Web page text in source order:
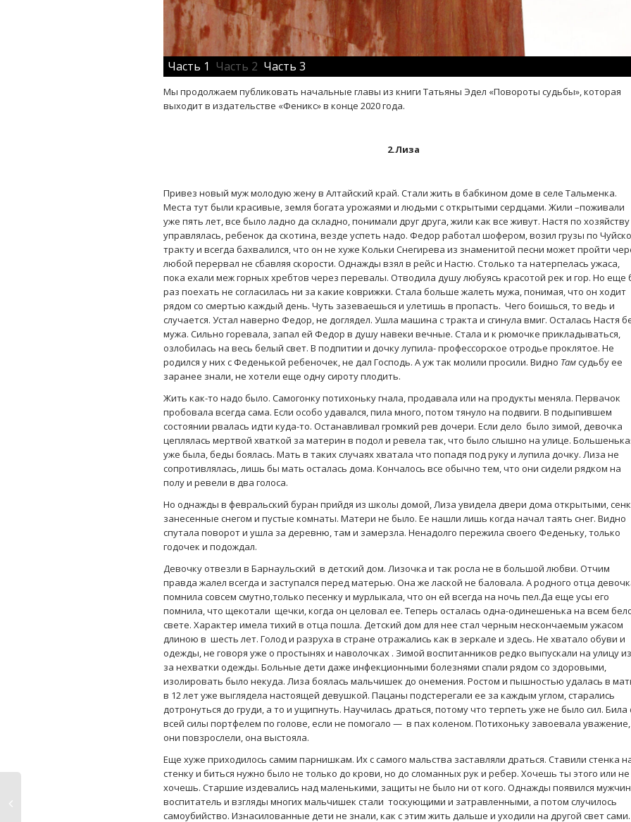
Часть 1 Часть 2 Часть 3
Мы продолжаем публиковать начальные главы из книги Татьяны Эдел «Повороты судьбы», которая
выходит в издательстве «Феникс» в конце 2020 года.
2.Лиза
Привез новый муж молодую жену в Алтайский край. Стали жить в бабкином доме в селе Тальменка.
Места тут были красивые, земля богата урожаями и людьми с открытыми сердцами. Жили –поживали
уже пять лет, все было ладно да складно, понимали друг друга, жили как все живут. Настя по хозяйству
управлялась, ребенок да скотина, везде успеть надо. Федор работал шофером, возил грузы по
тракту и всегда бахвалился, что он не хуже Кольки Снегирева из знаменитой песни может пройти
любой перервал не сбавляя скорости. Однажды взял в рейс и Настю. Столько та натерпелась ужаса,
пока ехали меж горных хребтов через перевалы. Отводила душу любуясь красотой рек и гор. Но еще
раз поехать не согласилась ни за какие коврижки. Стала больше жалеть мужа, понимая, что он ходит
рядом со смертью каждый день. Чуть зазеваешься и улетишь в пропасть. Чего боишься, то ведь и
случается. Устал наверно Федор, не доглядел. Ушла машина с тракта и сгинула вмиг. Осталась Настя
мужа. Сильно горевала, запал ей Федор в душу навеки вечные. Стала и к рюмочке прикладываться,
озлобилась на весь белый свет. В подпитии и дочку лупила- профессорское отродье проклятое. Не
родился у них с Феденькой ребеночек, не дал Господь. А уж так молили просили. Видно Тамсудьбу ее
заранее знали, не хотели еще одну сироту плодить.
Жить как-то надо было. Самогонку потихоньку гнала, продавала или на продукты меняла. Первачок
пробовала всегда сама. Если особо удавался, пила много, потом тянуло на подвиги. В подыпившем
состоянии рвалась идти куда-то. Останавливал громкий рев дочери. Если дело было зимой, девочка
цеплялась мертвой хваткой за материн в подол и ревела так, что было слышно на улице.
уже была, беды боялась. Мать в таких случаях хватала что попадя под руку и лупила дочку. Лиза не
сопротивлялась, лишь бы мать осталась дома. Кончалось все обычно тем, что они сидели рядком на
полу и ревели в два голоса.
Но однажды в февральский буран прийдя из школы домой, Лиза увидела двери дома открытыми,
занесенные снегом и пустые комнаты. Матери не было. Ее нашли лишь когда начал таять снег. Видно
спутала поворот и ушла за деревню, там и замерзла. Ненадолго пережила своего Феденьку, только
годочек и подождал.
Девочку отвезли в Барнаульский в детский дом. Лизочка и так росла не в большой любви. Отчим
правда жалел всегда и заступался перед матерью. Она же лаской не баловала. А родного отца
помнила совсем смутно,только песенку и мурлыкала, что он ей всегда на ночь пел.Да еще усы его
помнила, что щекотали щечки, когда он целовал ее. Теперь осталась одна-одинешенька на всем
свете. Характер имела тихий в отца пошла. Детский дом для нее стал черным нескончаемым ужасом
длиною в шесть лет. Голод и разруха в стране отражались как в зеркале и здесь. Не хватало обуви и
одежды, не говоря уже о простынях и наволочках . Зимой воспитанников редко выпускали на улицу
за нехватки одежды. Больные дети даже инфекционными болезнями спали рядом со здоровыми,
изолировать было некуда. Лиза боялась мальчишек до онемения. Ростом и пышностью удалась в
в 12 лет уже выглядела настоящей девушкой. Пацаны подстерегали ее за каждым углом, старались
дотронуться до груди, а то и ущипнуть. Научилась драться, потому что терпеть уже не было сил. Била
всей силы портфелем по голове, если не помогало — в пах коленом. Потихоньку завоевала уважение,
они повзрослели, она выстояла.
Еще хуже приходилось самим парнишкам. Их с самого мальства заставляли драться. Ставили стенка
стенку и биться нужно было не только до крови, но до сломанных рук и ребер. Хочешь ты этого или не
хочешь. Старшие издевались над маленькими, защиты не было ни от кого. Однажды появился
воспитатель и взгляды многих мальчишек стали тоскующими и затравленными, а потом случилось
самоубийство. Изнасилованные дети не знали, как с этим жить дальше и уходили на другой свет